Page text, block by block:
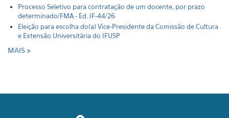
Processo Seletivo para contratação de um docente, por prazo
determinado/FMA - Ed. IF-44/26
Eleição para escolha do(a) Vice-Presidente da Comissão de Cultura
e Extensão Universitária do IFUSP
MAIS